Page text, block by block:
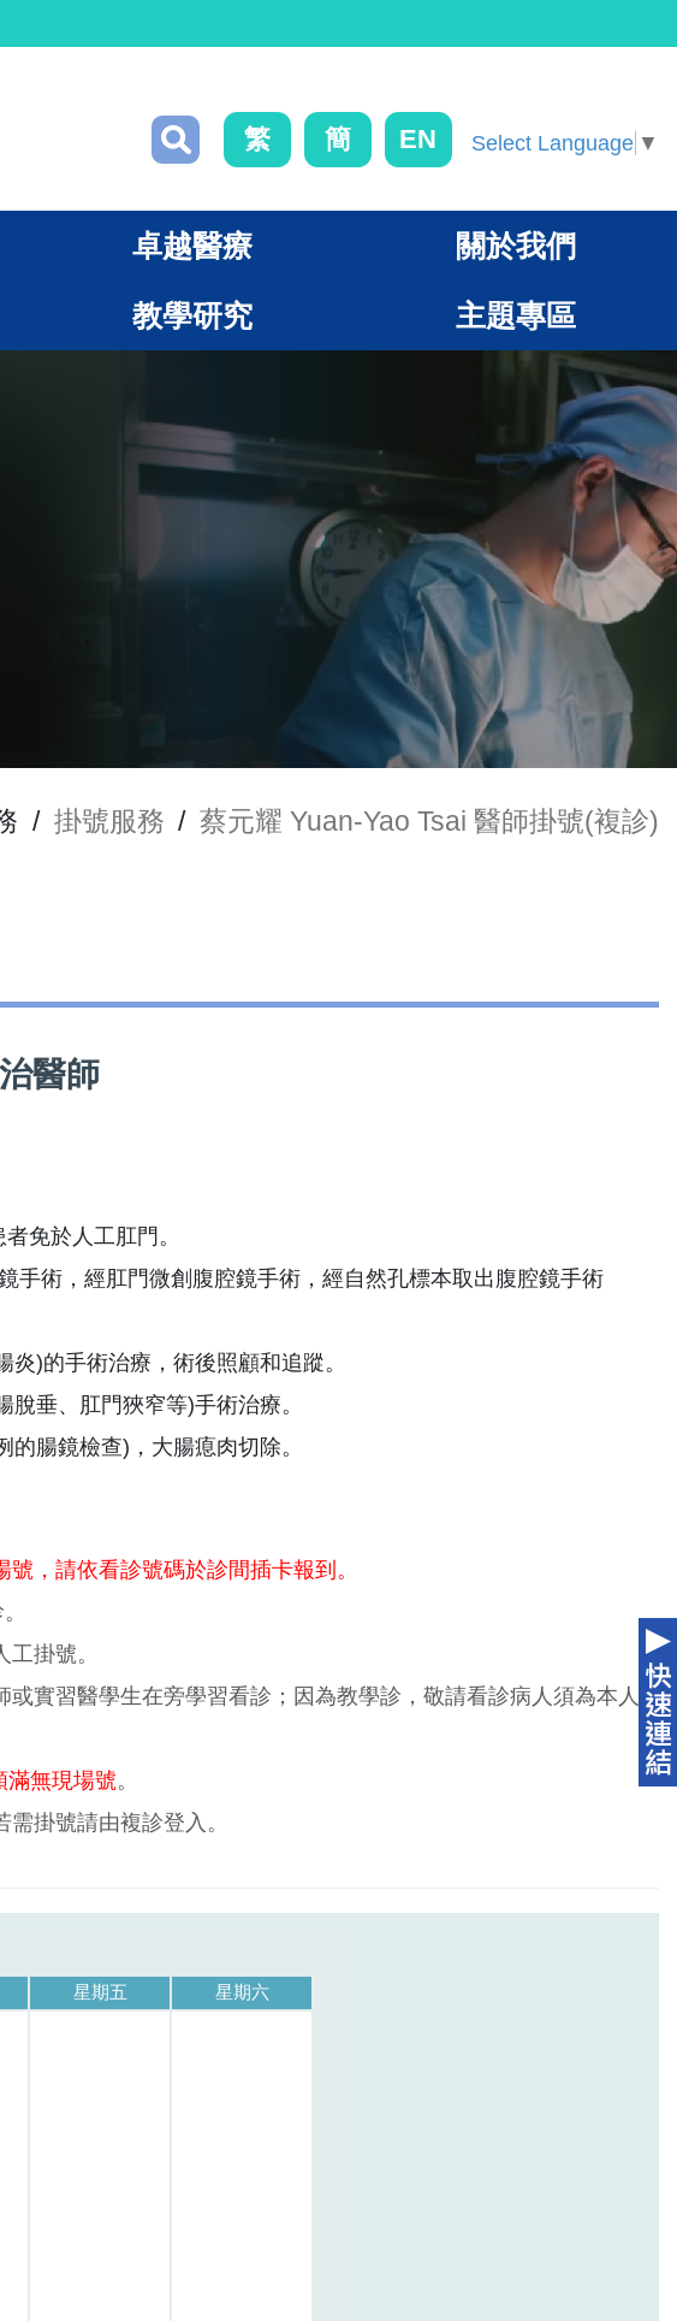
繁 簡 EN Select Language ▼
卓越醫療 關於我們
教學研究 主題專區
/ 掛號服務 / 蔡元耀 Yuan-Yao Tsai 醫師掛號(複診)
醫師
免於人工肛門。
手術，經肛門微創腹腔鏡手術，經自然孔標本取出腹腔鏡手術
)的手術治療，術後照顧和追蹤。
垂、肛門狹窄等)手術治療。
腸鏡檢查)，大腸瘜肉切除。
，請依看診號碼於診間插卡報到。
掛號。
實習醫學生在旁學習看診；因為教學診，敬請看診病人須為本人
滿無現場號。
掛號請由複診登入。